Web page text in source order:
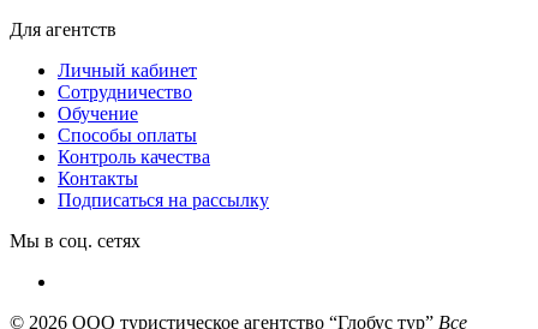
Для агентств
Личный кабинет
Сотрудничество
Обучение
Способы оплаты
Контроль качества
Контакты
Подписаться на рассылку
Мы в соц. сетях
© 2026 ООО туристическое агентство “Глобус тур” Все